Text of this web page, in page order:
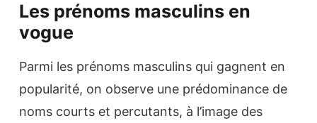
Les prénoms masculins en
vogue
Parmi les prénoms masculins qui gagnent en
popularité, on observe une prédominance de
noms courts et percutants, à l’image des